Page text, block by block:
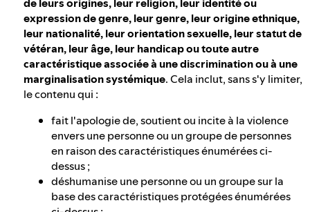
expression de genre, leur genre, leur origine ethnique,
leur nationalité, leur orientation sexuelle, leur statut de
vétéran, leur âge, leur handicap ou toute autre
caractéristique associée à une discrimination ou à une
marginalisation systémique. Cela inclut, sans s'y limiter,
le contenu qui :
fait l'apologie de, soutient ou incite à la violence
envers une personne ou un groupe de personnes
en raison des caractéristiques énumérées ci-
dessus ;
déshumanise une personne ou un groupe sur la
base des caractéristiques protégées énumérées